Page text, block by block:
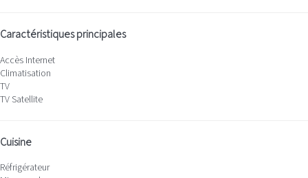
Caractéristiques principales
Accès Internet
Climatisation
TV
TV Satellite
Cuisine
Réfrigérateur